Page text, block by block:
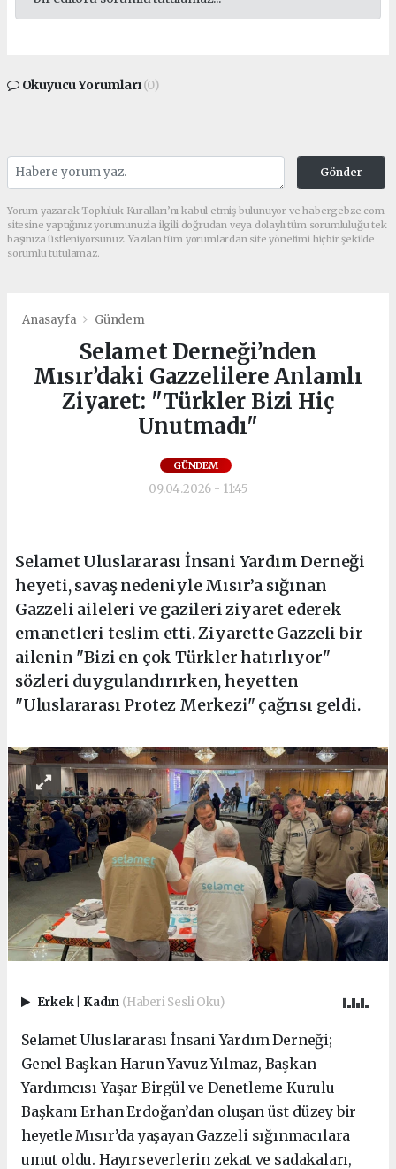
Okuyucu Yorumları(0)
Gönder
Yorum yazarak Topluluk Kuralları’nı kabul etmiş bulunuyor ve habergebze.com
sitesine yaptığınız yorumunuzla ilgili doğrudan veya dolaylı tüm sorumluluğu tek
başınıza üstleniyorsunuz. Yazılan tüm yorumlardan site yönetimi hiçbir şekilde
sorumlu tutulamaz.
Anasayfa Gündem
Selamet Derneği’nden
Mısır’daki Gazzelilere Anlamlı
Ziyaret: "Türkler Bizi Hiç
Unutmadı"
GÜNDEM
09.04.2026 - 11:45
Selamet Uluslararası İnsani Yardım Derneği
heyeti, savaş nedeniyle Mısır’a sığınan
Gazzeli aileleri ve gazileri ziyaret ederek
emanetleri teslim etti. Ziyarette Gazzeli bir
ailenin "Bizi en çok Türkler hatırlıyor"
sözleri duygulandırırken, heyetten
"Uluslararası Protez Merkezi" çağrısı geldi.
Erkek Kadın (Haberi Sesli Oku)
Selamet Uluslararası İnsani Yardım Derneği;
Genel Başkan Harun Yavuz Yılmaz, Başkan
Yardımcısı Yaşar Birgül ve Denetleme Kurulu
Başkanı Erhan Erdoğan’dan oluşan üst düzey bir
heyetle Mısır’da yaşayan Gazzeli sığınmacılara
umut oldu. Hayırseverlerin zekat ve sadakaları,